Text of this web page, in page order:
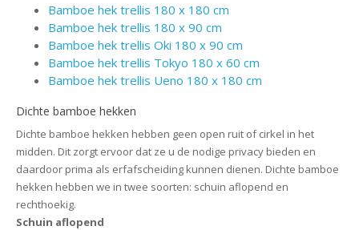
Bamboe hek trellis 180 x 180 cm
Bamboe hek trellis 180 x 90 cm
Bamboe hek trellis Oki 180 x 90 cm
Bamboe hek trellis Tokyo 180 x 60 cm
Bamboe hek trellis Ueno 180 x 180 cm
Dichte bamboe hekken
Dichte bamboe hekken hebben geen open ruit of cirkel in het
midden. Dit zorgt ervoor dat ze u de nodige privacy bieden en
daardoor prima als erfafscheiding kunnen dienen. Dichte bamboe
hekken hebben we in twee soorten: schuin aflopend en
rechthoekig.
Schuin aflopend